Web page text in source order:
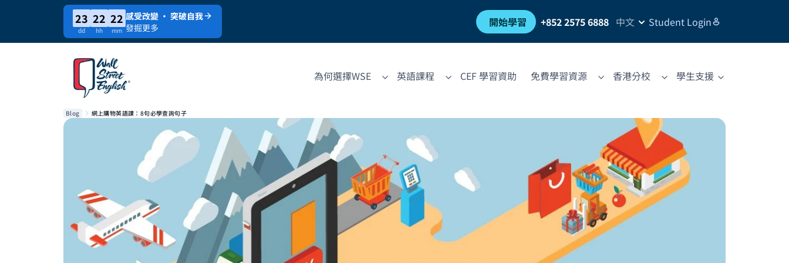
23
dd
22
hh
22
mm
感受改變 · 突破自我
發掘更多
開始學習 +852 2575 6888 中文 Student Login
為何選擇WSE 英語課程 CEF 學習資助 免費學習資源 香港分校 學生支援
Blog 網上購物英語課：8句必學查詢句子